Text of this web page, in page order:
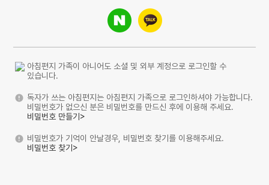
아침편지 가족이 아니어도 소셜 및 외부 계정으로 로그인할 수
있습니다.
독자가 쓰는 아침편지는 아침편지 가족으로 로그인하셔야 가능합니다.
비밀번호가 없으신 분은 비밀번호를 만드신 후에 이용해 주세요.
비밀번호 만들기>
비밀번호가 기억이 안날경우, 비밀번호 찾기를 이용해주세요.
비밀번호 찾기>